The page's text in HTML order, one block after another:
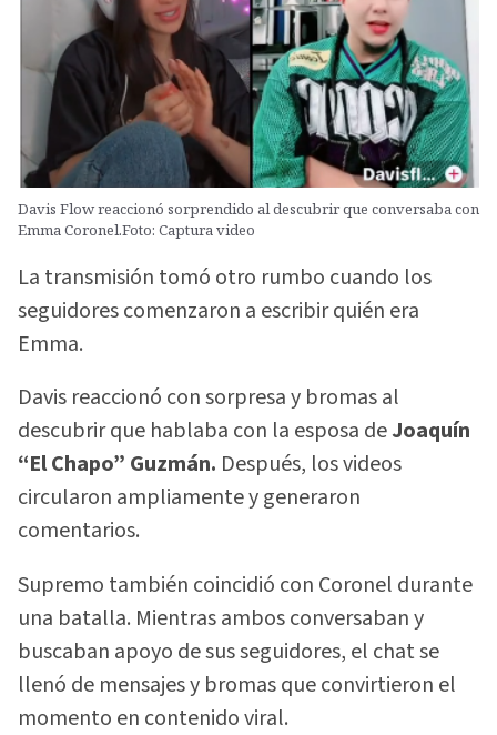
Davis Flow reaccionó sorprendido al descubrir que conversaba con
Emma Coronel.Foto: Captura video
La transmisión tomó otro rumbo cuando los
seguidores comenzaron a escribir quién era
Emma.
Davis reaccionó con sorpresa y bromas al
descubrir que hablaba con la esposa deJoaquín
“El Chapo” Guzmán. Después, los videos
circularon ampliamente y generaron
comentarios.
Supremo también coincidió con Coronel durante
una batalla. Mientras ambos conversaban y
buscaban apoyo de sus seguidores, el chat se
llenó de mensajes y bromas que convirtieron el
momento en contenido viral.